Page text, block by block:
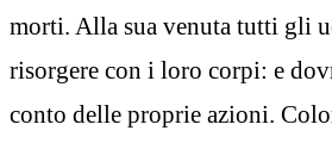
morti. Alla sua venuta tutti gli
risorgere con i loro corpi: e
conto delle proprie azioni.